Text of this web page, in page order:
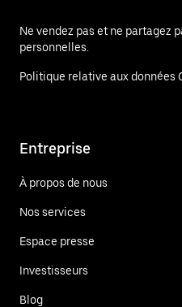
Ne vendez pas et ne partagez
personnelles.
Politique relative aux données
Entreprise
À propos de nous
Nos services
Espace presse
Investisseurs
Blog